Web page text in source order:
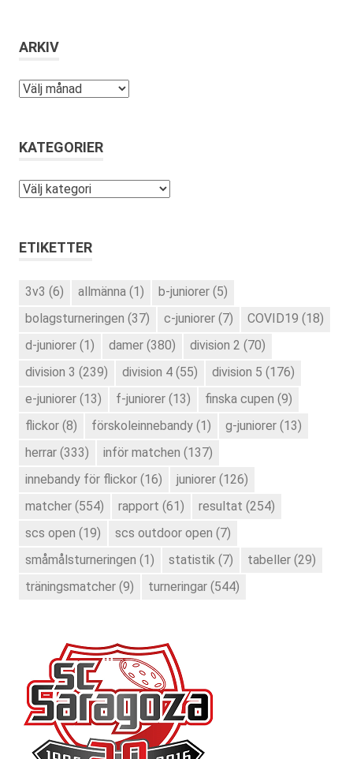
ARKIV
Arkiv
KATEGORIER
Kategorier
ETIKETTER
3v3 (6) allmänna (1) b-juniorer (5)
bolagsturneringen (37) c-juniorer (7) COVID19 (18)
d-juniorer (1) damer (380) division 2 (70)
division 3 (239) division 4 (55) division 5 (176)
e-juniorer (13) f-juniorer (13) finska cupen (9)
flickor (8) förskoleinnebandy (1) g-juniorer (13)
herrar (333) inför matchen (137)
innebandy för flickor (16) juniorer (126)
matcher (554) rapport (61) resultat (254)
scs open (19) scs outdoor open (7)
småmålsturneringen (1) statistik (7) tabeller (29)
träningsmatcher (9) turneringar (544)